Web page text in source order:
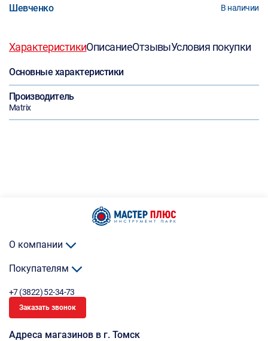
Шевченко В наличии
ХарактеристикиОписаниеОтзывыУсловия покупки
Основные характеристики
Производитель
Matrix
О компании
Покупателям
+7 (3822) 52-34-73
Заказать звонок
Адреса магазинов в г. Томск